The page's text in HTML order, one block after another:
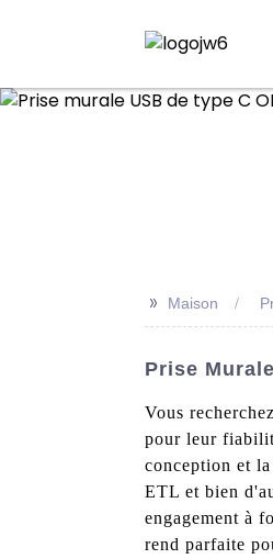
>> Maison
Prise
Vous
pour leur
conception et
ETL et bien
engagement à
rend parfaite